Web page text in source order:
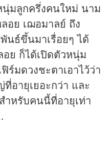
นุ่มลูกครึ่งคนใหม่ นาม
อย เฌอมาลย์ ถึง
นธ์ขึ้นมาเรื่อยๆ ได้
ย ก็ได้เปิดตัวหนุ่ม
มดวงชะตาเอาไว้ว่า
อายุเยอะกว่า และ
ำหรับคนนี้ที่อายุเท่า